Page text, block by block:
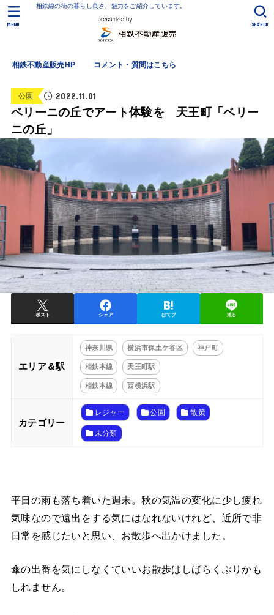
相鉄線の街の暮らし良さ、魅力をご紹介しています。
相鉄不動産販売HP コメント・質問はこちら
SEARCH
MENU
公園 2022.11.01
ベリーニの丘でアート体験を 天王町「ベリー
ニの丘」
ポスト シェア はてブ 送る
エリア＆駅
神奈川県 横浜市保土ケ谷区 神戸町
相鉄本線 天王町駅
相鉄本線 西横浜駅
カテゴリー
レジャー 公園 散策
未分類
平日の雨も落ち着いた週末。秋の気温の変化に少し疲れ
気味なので遠出をする気にはなれないけれど、近所で非
日常を感じたいと思い、お散歩へ出かけました。
傘の出番を気にしなくていいお散歩はしばらくぶりかも
しれません。